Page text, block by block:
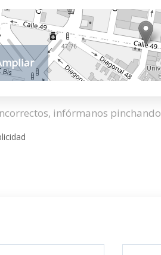
infórmanos pinchando